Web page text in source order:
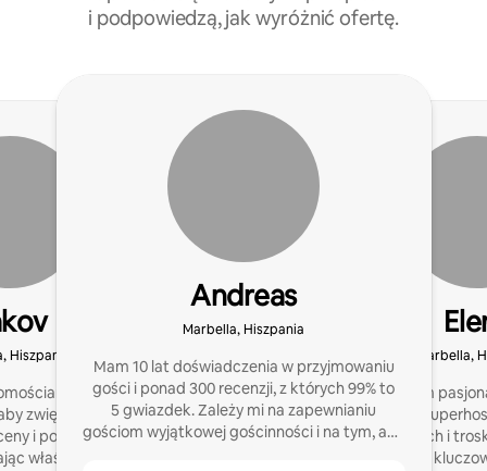
i podpowiedzą, jak wyróżnić ofertę.
Hiszpania
na wynajem
zwiększyć liczbę
i poprawić wrażenia
właścicielom
Andreas
Marbella, Hiszpania
Mam 10 lat doświadczenia w przyjmowaniu
gości i ponad 300 recenzji, z których 99% to
5 gwiazdek. Zależy mi na zapewnianiu
gościom wyjątkowej gościnności i na tym, aby
Marbella,
Cześć! Jestem
gości,
zaangażowanych i
dla mnie